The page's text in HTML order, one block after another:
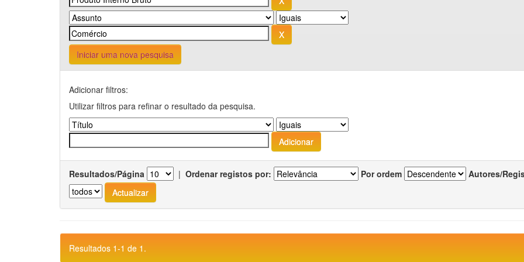
Iniciar uma nova pesquisa
Adicionar filtros:
Utilizar filtros para refinar o resultado da pesquisa.
Resultados/Página | Ordenar registos por: Por ordem Autores/
Resultados 1-1 de 1.